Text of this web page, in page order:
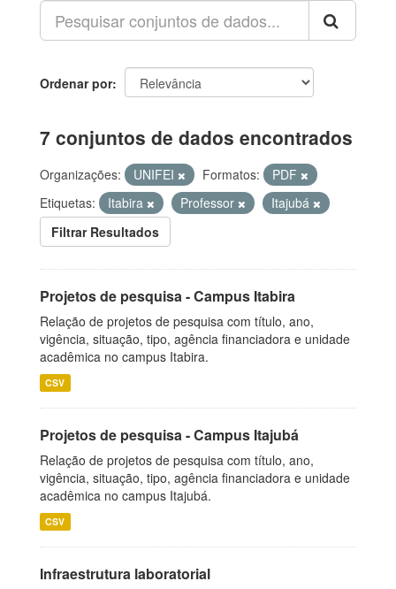
Ordenar por
7 conjuntos de dados encontrados
Organizações: UNIFEI Formatos:
PDF
Etiquetas:
Itabira Professor
Itajubá
Filtrar Resultados
Projetos de pesquisa - Campus Itabira
Relação de projetos de pesquisa com título, ano,
vigência, situação, tipo, agência financiadora e unidade
acadêmica no campus Itabira.
CSV
Projetos de pesquisa - Campus Itajubá
Relação de projetos de pesquisa com título, ano,
vigência, situação, tipo, agência financiadora e unidade
acadêmica no campus Itajubá.
CSV
Infraestrutura laboratorial